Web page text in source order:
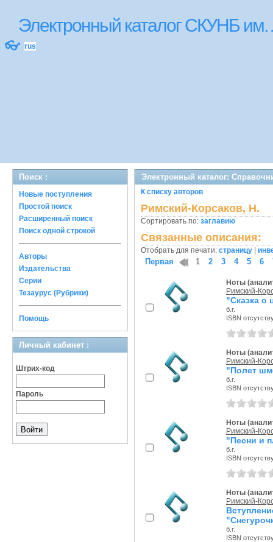
Электронный каталог СКУНБ
👓 rus
Поиск :
Новые поступления
Простой поиск
Расширенный поиск
Поиск одной строкой
Авторы
Издательства
Серии
Тезаурус (Рубрики)
Помощь
Личный кабинет :
Штрих-код
Пароль
Электронный каталог:
К списку авторов
Римский-Корсаков, Н.
Сортировать по: заглавию
Связанные описания:
Отобрать для печати: страницу
Первая 1 2 3 4 5 6
Ноты
Римский-
"Сказка о
б.г.
ISBN
Ноты
Римский-
"Полет
б.г.
ISBN
Ноты
Римский-
"Песни и
б.г.
ISBN
Ноты
Римский-
б.г.
ISBN